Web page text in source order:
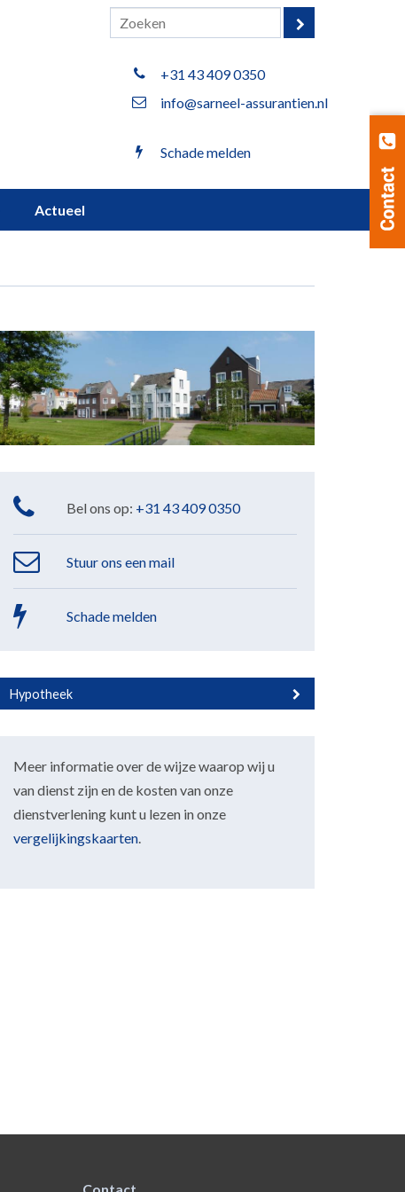
+31 43 409 0350
info@sarneel-assurantien.nl
Schade melden
Actueel
Bel ons op: +31 43 409 0350
Stuur ons een mail
Schade melden
Hypotheek
Meer informatie over de wijze waarop wij u
van dienst zijn en de kosten van onze
dienstverlening kunt u lezen in onze
vergelijkingskaarten.